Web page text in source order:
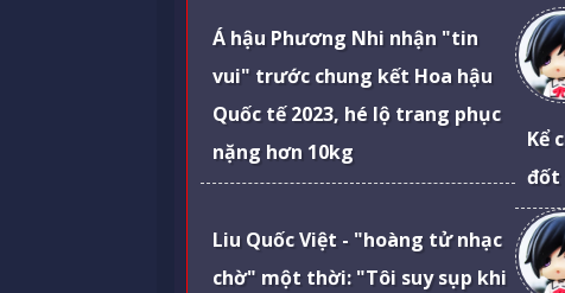
Á hậu Phương Nhi nhận "tin
vui" trước chung kết Hoa hậu
Quốc tế 2023, hé lộ trang phục
nặng hơn 10kg
Kể
đốt
Liu Quốc Việt - "hoàng tử nhạc
chờ" một thời: "Tôi suy sụp khi